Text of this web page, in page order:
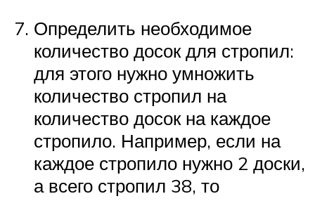
Определить необходимое
количество досок для стропил:
для этого нужно умножить
количество стропил на
количество досок на каждое
стропило. Например, если на
каждое стропило нужно 2 доски,
а всего стропил 38, то